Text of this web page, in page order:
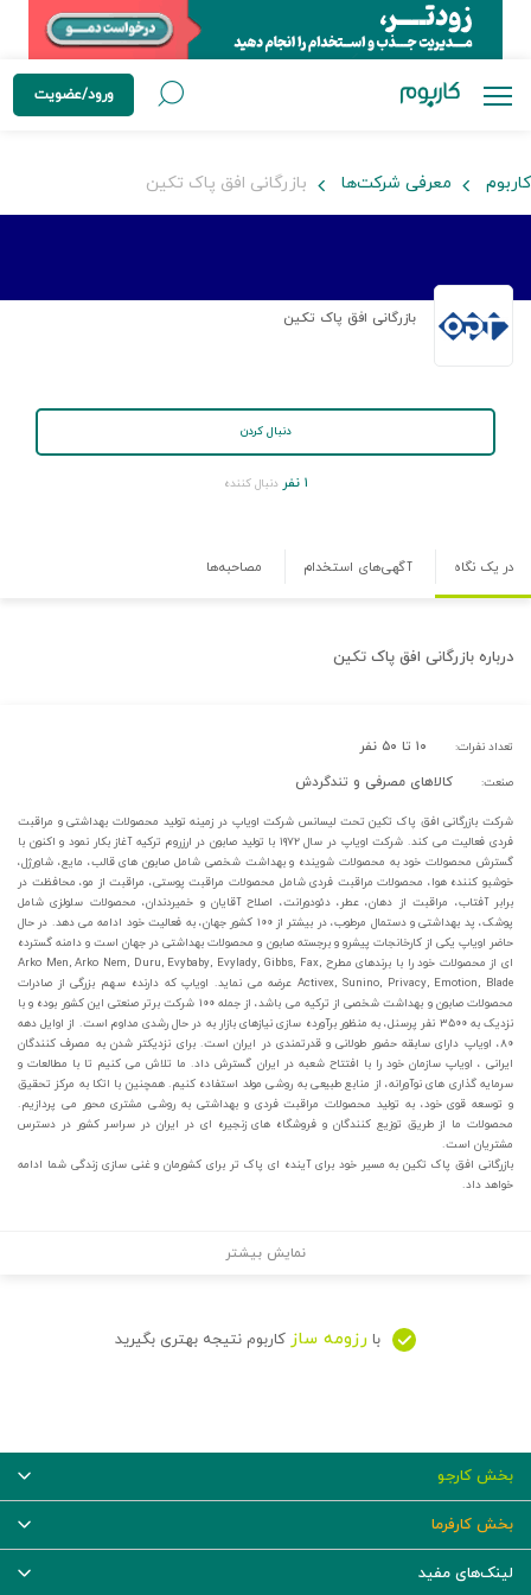
ورود/عضویت
کاربوم معرفی شرکت‌ها بازرگانی افق پاک تکین
بازرگانی افق پاک تکین
دنبال کردن
۱ نفر دنبال کننده
در یک نگاه آگهی‌های استخدام مصاحبه‌ها
درباره بازرگانی افق پاک تکین
تعداد نفرات: ۱۰ تا ۵۰ نفر
صنعت: کالاهای مصرفی و تندگردش
شرکت بازرگانی افق پاک تکین تحت لیسانس شرکت اویاپ در زمینه تولید محصولات بهداشتی و مراقبت
فردی فعالیت می کند. شرکت اویاپ در سال ۱۹۷۲ با تولید صابون در ارزروم ترکیه آغاز بکار نمود و اکنون با
گسترش محصولات خود به محصولات شوینده و بهداشت شخصی شامل صابون های قالب، مایع، شاورژل،
خوشبو کننده هوا، محصولات مراقبت فردی شامل محصولات مراقبت پوستی، مراقبت از مو، محافظت در
برابر آفتاب، مراقبت از دهان، عطر، دئودورانت، اصلاح آقایان و خمیردندان، محصولات سلولزی شامل
پوشک، پد بهداشتی و دستمال مرطوب، در بیشتر از ۱۰۰ کشور جهان، به فعالیت خود ادامه می دهد. در حال
حاضر اویاپ یکی از کارخانجات پیشرو و برجسته صابون و محصولات بهداشتی در جهان است و دامنه گسترده
ای از محصولات خود را با برندهای مطرح Arko Men, Arko Nem, Duru, Evybaby, Evylady, Gibbs, Fax,
Activex, Sunino, Privacy, Emotion, Blade عرضه می نماید. اویاپ که دارنده سهم بزرگی از صادرات
محصولات صابون و بهداشت شخصی از ترکیه می باشد، از جمله ۱۰۰ شرکت برتر صنعتی این کشور بوده و با
نزدیک به ۳۵۰۰ نفر پرسنل، به منظور برآورده سازی نیازهای بازار به در حال رشدی مداوم است. از اوایل دهه
۸۰، اویاپ دارای سابقه حضور طولانی و قدرتمندی در ایران است. برای نزدیکتر شدن به مصرف کنندگان
ایرانی ، اویاپ سازمان خود را با افتتاح شعبه در ایران گسترش داد. ما تلاش می کنیم تا با مطالعات و
سرمایه گذاری های نوآورانه، از منابع طبیعی به روشی مولد استفاده کنیم. همچنین با اتکا به مرکز تحقیق
و توسعه قوی خود، به تولید محصولات مراقبت فردی و بهداشتی به روشی مشتری محور می پردازیم.
محصولات ما از طریق توزیع کنندگان و فروشگاه های زنجیره ای در ایران در سراسر کشور در دسترس
مشتریان است.
بازرگانی افق پاک تکین به مسیر خود برای آینده ای پاک تر برای کشورمان و غنی سازی زندگی شما ادامه
خواهد داد.
نمایش بیشتر
با رزومه ساز کاربوم نتیجه بهتری بگیرید
بخش کارجو
بخش کارفرما
لینک‌های مفید